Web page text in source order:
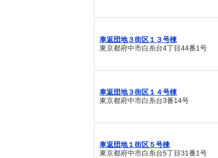
車返団地３街区１３号棟
東京都府中市白糸台4丁目44番1号
車返団地３街区１４号棟
東京都府中市白糸台3番14号
車返団地１街区５号棟
東京都府中市白糸台5丁目31番1号